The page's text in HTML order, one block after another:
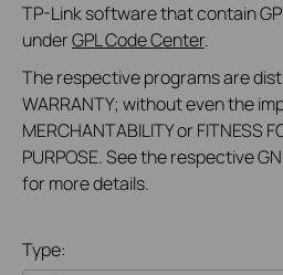
TP-Link software that contain
underGPL Code Center.
The respective programs are
WARRANTY; without even the
MERCHANTABILITY or FITNESS
PURPOSE. See the respective
for more details.
Type: